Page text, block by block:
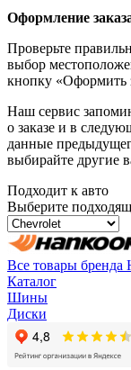
Оформление
Проверьте
выбор
кнопку «Оформить
Наш сервис
о заказе и в
данные
выбирайте другие
Подходит к авто
Выберите
Все товары
Каталог
Шины
Диски